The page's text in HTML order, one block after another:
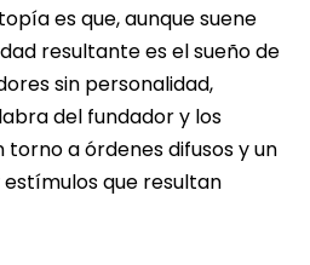
es que, aunque suene
resultante es el sueño de
sin personalidad,
del fundador y los
torno a órdenes difusos y un
que resultan